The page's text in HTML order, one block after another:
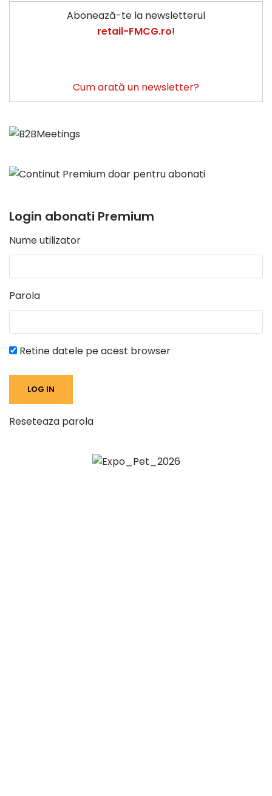
Abonează-te la newsletterul
retail-FMCG.ro!
Cum arată un newsletter?
Login abonati Premium
Nume utilizator
Parola
Retine datele pe acest browser
Reseteaza parola